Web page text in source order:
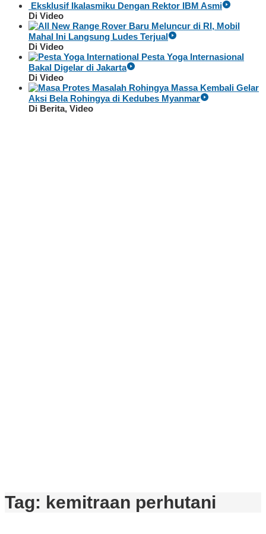
Eksklusif Ikalasmiku Dengan Rektor IBM Asmi
Di Video
Baru Meluncur di RI, Mobil
Mahal Ini Langsung Ludes Terjual
Di Video
Pesta Yoga Internasional
Bakal Digelar di Jakarta
Di Video
Massa Kembali Gelar
Aksi Bela Rohingya di Kedubes Myanmar
Di Berita, Video
Tag: kemitraan perhutani